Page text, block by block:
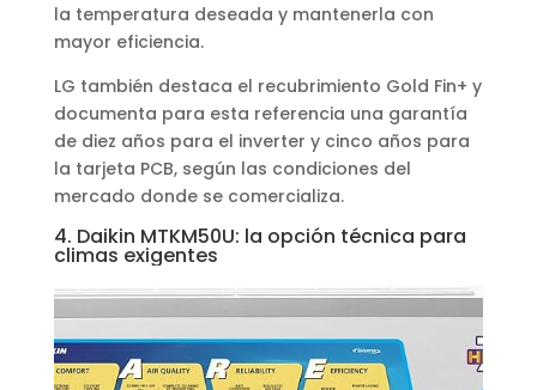
la temperatura deseada y mantenerla con
mayor eficiencia.
LG también destaca el recubrimiento Gold Fin+ y
documenta para esta referencia una garantía
de diez años para el inverter y cinco años para
la tarjeta PCB, según las condiciones del
mercado donde se comercializa.
4. Daikin MTKM50U: la opción técnica para
climas exigentes